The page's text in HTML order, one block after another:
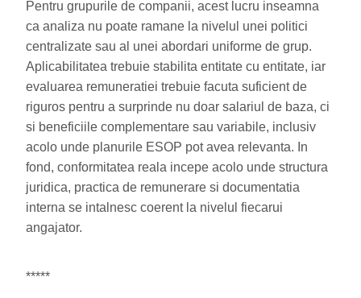
Pentru grupurile de companii, acest lucru inseamna
ca analiza nu poate ramane la nivelul unei politici
centralizate sau al unei abordari uniforme de grup.
Aplicabilitatea trebuie stabilita entitate cu entitate, iar
evaluarea remuneratiei trebuie facuta suficient de
riguros pentru a surprinde nu doar salariul de baza, ci
si beneficiile complementare sau variabile, inclusiv
acolo unde planurile ESOP pot avea relevanta. In
fond, conformitatea reala incepe acolo unde structura
juridica, practica de remunerare si documentatia
interna se intalnesc coerent la nivelul fiecarui
angajator.
*****